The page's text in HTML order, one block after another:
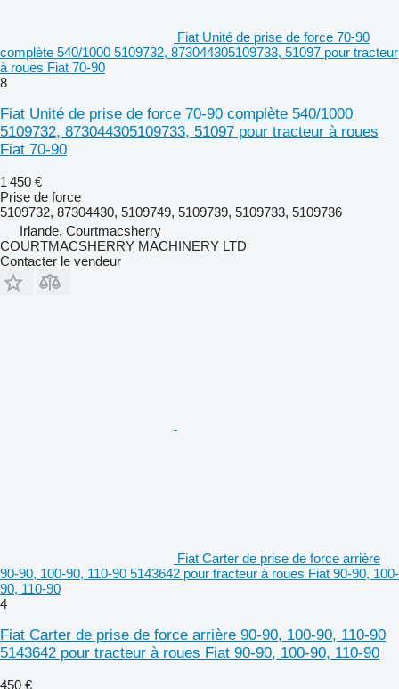
Fiat Unité de prise de force 70-90
complète 540/1000 5109732, 873044305109733, 51097 pour tracteur
à roues Fiat 70-90
8
Fiat Unité de prise de force 70-90 complète 540/1000
5109732, 873044305109733, 51097 pour tracteur à roues
Fiat 70-90
1 450 €
Prise de force
5109732, 87304430, 5109749, 5109739, 5109733, 5109736
Irlande, Courtmacsherry
COURTMACSHERRY MACHINERY LTD
Contacter le vendeur
Fiat Carter de prise de force arrière
90-90, 100-90, 110-90 5143642 pour tracteur à roues Fiat 90-90, 100-
90, 110-90
4
Fiat Carter de prise de force arrière 90-90, 100-90, 110-90
5143642 pour tracteur à roues Fiat 90-90, 100-90, 110-90
450 €